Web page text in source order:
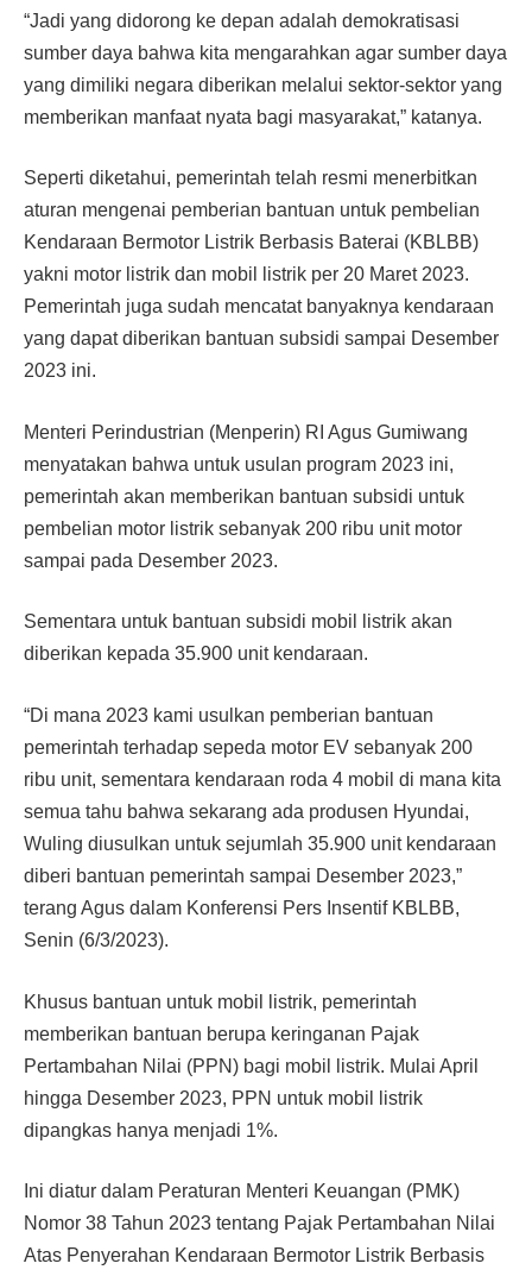
“Jadi yang didorong ke depan adalah demokratisasi
sumber daya bahwa kita mengarahkan agar sumber daya
yang dimiliki negara diberikan melalui sektor-sektor yang
memberikan manfaat nyata bagi masyarakat,” katanya.
Seperti diketahui, pemerintah telah resmi menerbitkan
aturan mengenai pemberian bantuan untuk pembelian
Kendaraan Bermotor Listrik Berbasis Baterai (KBLBB)
yakni motor listrik dan mobil listrik per 20 Maret 2023.
Pemerintah juga sudah mencatat banyaknya kendaraan
yang dapat diberikan bantuan subsidi sampai Desember
2023 ini.
Menteri Perindustrian (Menperin) RI Agus Gumiwang
menyatakan bahwa untuk usulan program 2023 ini,
pemerintah akan memberikan bantuan subsidi untuk
pembelian motor listrik sebanyak 200 ribu unit motor
sampai pada Desember 2023.
Sementara untuk bantuan subsidi mobil listrik akan
diberikan kepada 35.900 unit kendaraan.
“Di mana 2023 kami usulkan pemberian bantuan
pemerintah terhadap sepeda motor EV sebanyak 200
ribu unit, sementara kendaraan roda 4 mobil di mana kita
semua tahu bahwa sekarang ada produsen Hyundai,
Wuling diusulkan untuk sejumlah 35.900 unit kendaraan
diberi bantuan pemerintah sampai Desember 2023,”
terang Agus dalam Konferensi Pers Insentif KBLBB,
Senin (6/3/2023).
Khusus bantuan untuk mobil listrik, pemerintah
memberikan bantuan berupa keringanan Pajak
Pertambahan Nilai (PPN) bagi mobil listrik. Mulai April
hingga Desember 2023, PPN untuk mobil listrik
dipangkas hanya menjadi 1%.
Ini diatur dalam Peraturan Menteri Keuangan (PMK)
Nomor 38 Tahun 2023 tentang Pajak Pertambahan Nilai
Atas Penyerahan Kendaraan Bermotor Listrik Berbasis